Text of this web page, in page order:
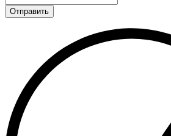
Отправить